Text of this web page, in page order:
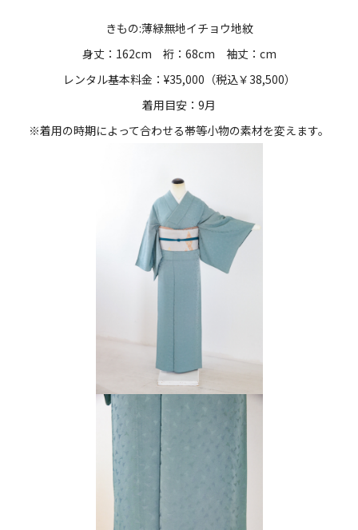
きもの:薄緑無地イチョウ地紋
身丈：162cm 裄：68cm 袖丈：cm
レンタル基本料金：¥35,000（税込￥38,500）
着用目安：9月
※着用の時期によって合わせる帯等小物の素材を変えます。